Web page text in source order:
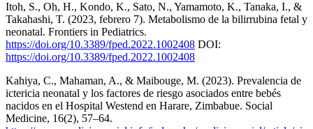
Itoh, S., Oh, H., Kondo, K., Sato, N., Yamamoto, K., Tanaka, I., &
Takahashi, T. (2023, febrero 7). Metabolismo de la bilirrubina fetal y
neonatal. Frontiers in Pediatrics.
https://doi.org/10.3389/fped.2022.1002408 DOI:
https://doi.org/10.3389/fped.2022.1002408
Kahiya, C., Mahaman, A., & Maibouge, M. (2023). Prevalencia de
ictericia neonatal y los factores de riesgo asociados entre bebés
nacidos en el Hospital Westend en Harare, Zimbabue. Social
Medicine, 16(2), 57–64.